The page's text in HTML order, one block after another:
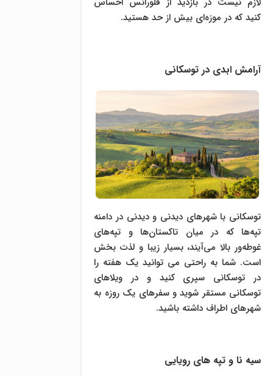
کنید که در موزه‌ای بیش از حد هستید.
آرامش ابدی در توسکانی
توسکانی با شهرهای دیدنی و دیدنی در دامنه
تپه‌ها که در میان تاکستان‌ها و تپه‌های
غوطه‌ور بالا می‌آیند، بسیار زیبا و لذت بخش
است. شما به راحتی می توانید یک هفته را
در توسکانی سپری کنید و در ویلاهای
توسکانی مستقر شوید و سفرهای یک روزه به
شهرهای اطراف داشته باشید.
سیه نا و تپه های رویایی